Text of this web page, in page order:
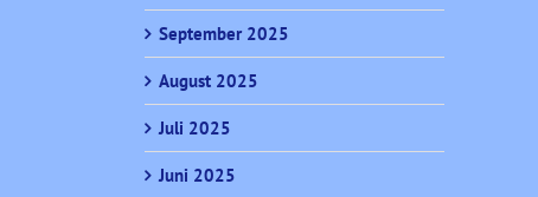
September 2025
August 2025
Juli 2025
Juni 2025